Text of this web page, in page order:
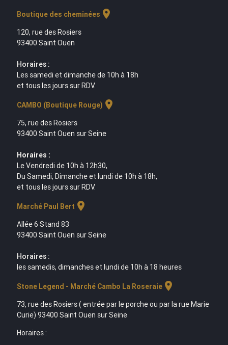
Boutique des cheminées location_on
120, rue des Rosiers
93400 Saint Ouen
Horaires :
Les samedi et dimanche de 10h à 18h
et tous les jours sur RDV.
CAMBO (Boutique Rouge) location_on
75, rue des Rosiers
93400 Saint Ouen sur Seine
Horaires :
Le Vendredi de 10h à 12h30,
Du Samedi, Dimanche et lundi de 10h à 18h,
et tous les jours sur RDV.
Marché Paul Bert location_on
Allée 6 Stand 83
93400 Saint Ouen sur Seine
Horaires :
les samedis, dimanches et lundi de 10h à 18 heures
Stone Legend - Marché Cambo La Roseraielocation_on
73, rue des Rosiers ( entrée par le porche ou par la rue Marie
Curie) 93400 Saint Ouen sur Seine
Horaires :